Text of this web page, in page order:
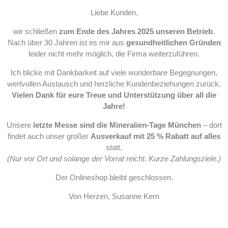
Liebe Kunden,
wir schließen zum Ende des Jahres 2025 unseren Betrieb.
Nach über 30 Jahren ist es mir aus gesundheitlichen Gründen
leider nicht mehr möglich, die Firma weiterzuführen.
Ich blicke mit Dankbarkeit auf viele wunderbare Begegnungen,
wertvollen Austausch und herzliche Kundenbeziehungen zurück.
Vielen Dank für eure Treue und Unterstützung über all die
Jahre!
Unsere letzte Messe sind die Mineralien-Tage München– dort
findet auch unser großer Ausverkauf mit 25 % Rabatt auf alles
statt.
(Nur vor Ort und solange der Vorrat reicht. Kurze Zahlungsziele.)
Der Onlineshop bleibt geschlossen.
Von Herzen, Susanne Kern